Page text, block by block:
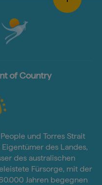
of Country
und Torres Strait
des Landes,
des australischen
Fürsorge, mit der
Jahren begegnen